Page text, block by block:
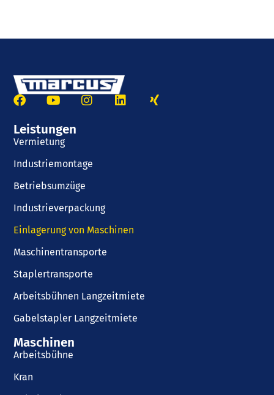
Leistungen
Vermietung
Industriemontage
Betriebsumzüge
Industrieverpackung
Einlagerung von Maschinen
Maschinentransporte
Staplertransporte
Arbeitsbühnen Langzeitmiete
Gabelstapler Langzeitmiete
Maschinen
Arbeitsbühne
Kran